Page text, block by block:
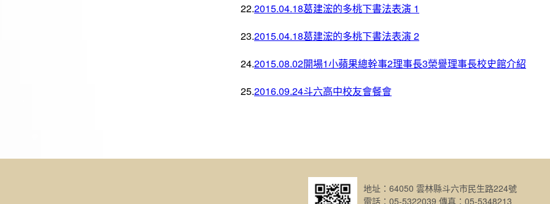
22.2015.04.18葛建浤的多桃下書法表演 1
23.2015.04.18葛建浤的多桃下書法表演 2
24.2015.08.02開場1小蘋果總幹事2理事長3榮譽理事長校史館介紹
25.2016.09.24斗六高中校友會餐會
地址：64050 雲林縣斗六市民生路224號
電話：05-5322039 傳真：05-5348213